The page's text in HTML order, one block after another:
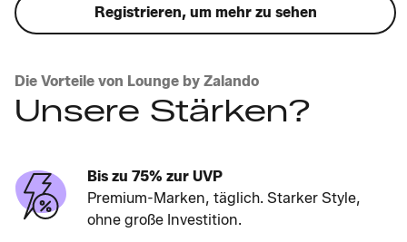
Registrieren, um mehr zu sehen
Die Vorteile von Lounge by Zalando
Unsere Stärken?
Bis zu 75% zur UVP
Premium-Marken, täglich. Starker Style,
ohne große Investition.